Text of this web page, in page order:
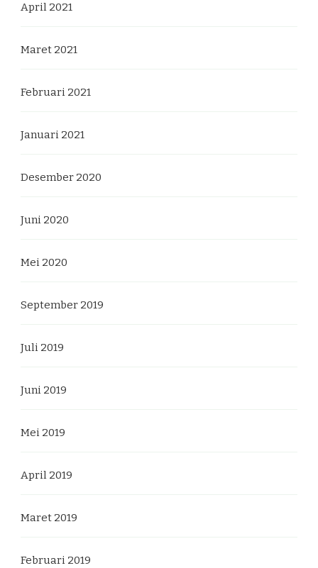
April 2021
Maret 2021
Februari 2021
Januari 2021
Desember 2020
Juni 2020
Mei 2020
September 2019
Juli 2019
Juni 2019
Mei 2019
April 2019
Maret 2019
Februari 2019